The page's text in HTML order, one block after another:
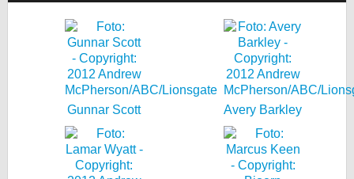
Gunnar Scott Avery Barkley